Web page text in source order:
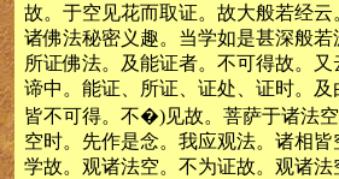
故。于空见花而取证。故大般若经
诸佛法秘密义趣。当学如是甚深般若
所证佛法。及能证者。不可得故。又
谛中。能证、所证、证处、证时。及
皆不可得。不�)见故。菩萨于诸法
空时。先作是念。我应观法。诸相
学故。观诸法空。不为证故。观诸